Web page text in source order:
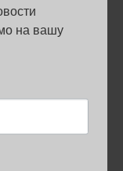
на вашу